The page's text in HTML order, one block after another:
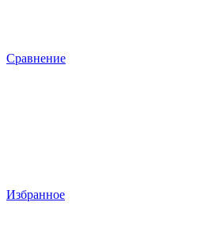
Сравнение
Избранное